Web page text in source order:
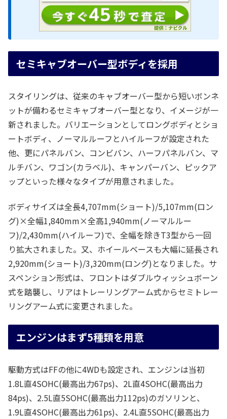
セミキャブオーバー型ボディを採用
スタイリングは、従来のキャブオーバー型から短いボンネ
ットが備わるセミキャブオーバー型となり、イメージが一
新されました。バリエーションとしてロングボディとショ
ートボディ、ノーマルルーフとハイルーフが設定された
他、更にパネルバン、コンビバン、ハーフパネルバン、マ
ルチバン、ワゴン(カラベル)、キャンパーバン、ピックア
ップといった様々なタイプが用意されました。
ボディサイズは全長4,707mm(ショート)/5,107mm(ロン
グ)×全幅1,840mm×全高1,940mm(ノーマルルー
フ)/2,430mm(ハイルーフ)で、全幅を除きT3型から一回
り拡大されました。又、ホイールベースも大幅に延長され
2,920mm(ショート)/3,320mm(ロング)となりました。サ
スペンション形式は、フロントはダブルウィッシュボーン
式を踏襲し、リアはトレーリングアーム式からセミトレー
リングアーム式に変更されました。
エンジンはまず5種類を用意
駆動方式はFFの他に4WDも設定され、エンジンは当初
1.8L直4SOHC(最高出力67ps)、2L直4SOHC(最高出力
84ps)、2.5L直5SOHC(最高出力112ps)のガソリンと、
1.9L直4SOHC(最高出力61ps)、2.4L直5SOHC(最高出力